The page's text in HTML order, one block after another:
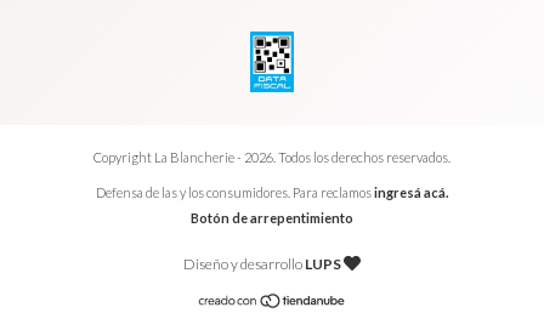
Copyright La Blancherie - 2026. Todos los derechos reservados.
Defensa de las y los consumidores. Para reclamosingresá acá.
Botón de arrepentimiento
Diseño y desarrollo LUPS